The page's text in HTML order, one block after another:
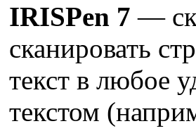
IRISPen 7 —
сканировать
текст в любое
текстом